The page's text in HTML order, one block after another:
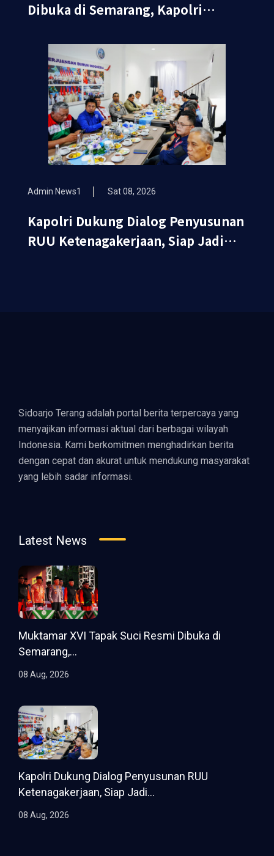
Dibuka di Semarang, Kapolri
Kehormatan
Admin News1 Sat 08, 2026
Kapolri Dukung Dialog Penyusunan
RUU Ketenagakerjaan, Siap Jadi
Sidoarjo Terang adalah portal berita terpercaya yang
menyajikan informasi aktual dari berbagai wilayah
Indonesia. Kami berkomitmen menghadirkan berita
dengan cepat dan akurat untuk mendukung masyarakat
yang lebih sadar informasi.
Latest News
Muktamar XVI Tapak Suci Resmi Dibuka di
Semarang,...
08 Aug, 2026
Kapolri Dukung Dialog Penyusunan RUU
Ketenagakerjaan, Siap Jadi...
08 Aug, 2026